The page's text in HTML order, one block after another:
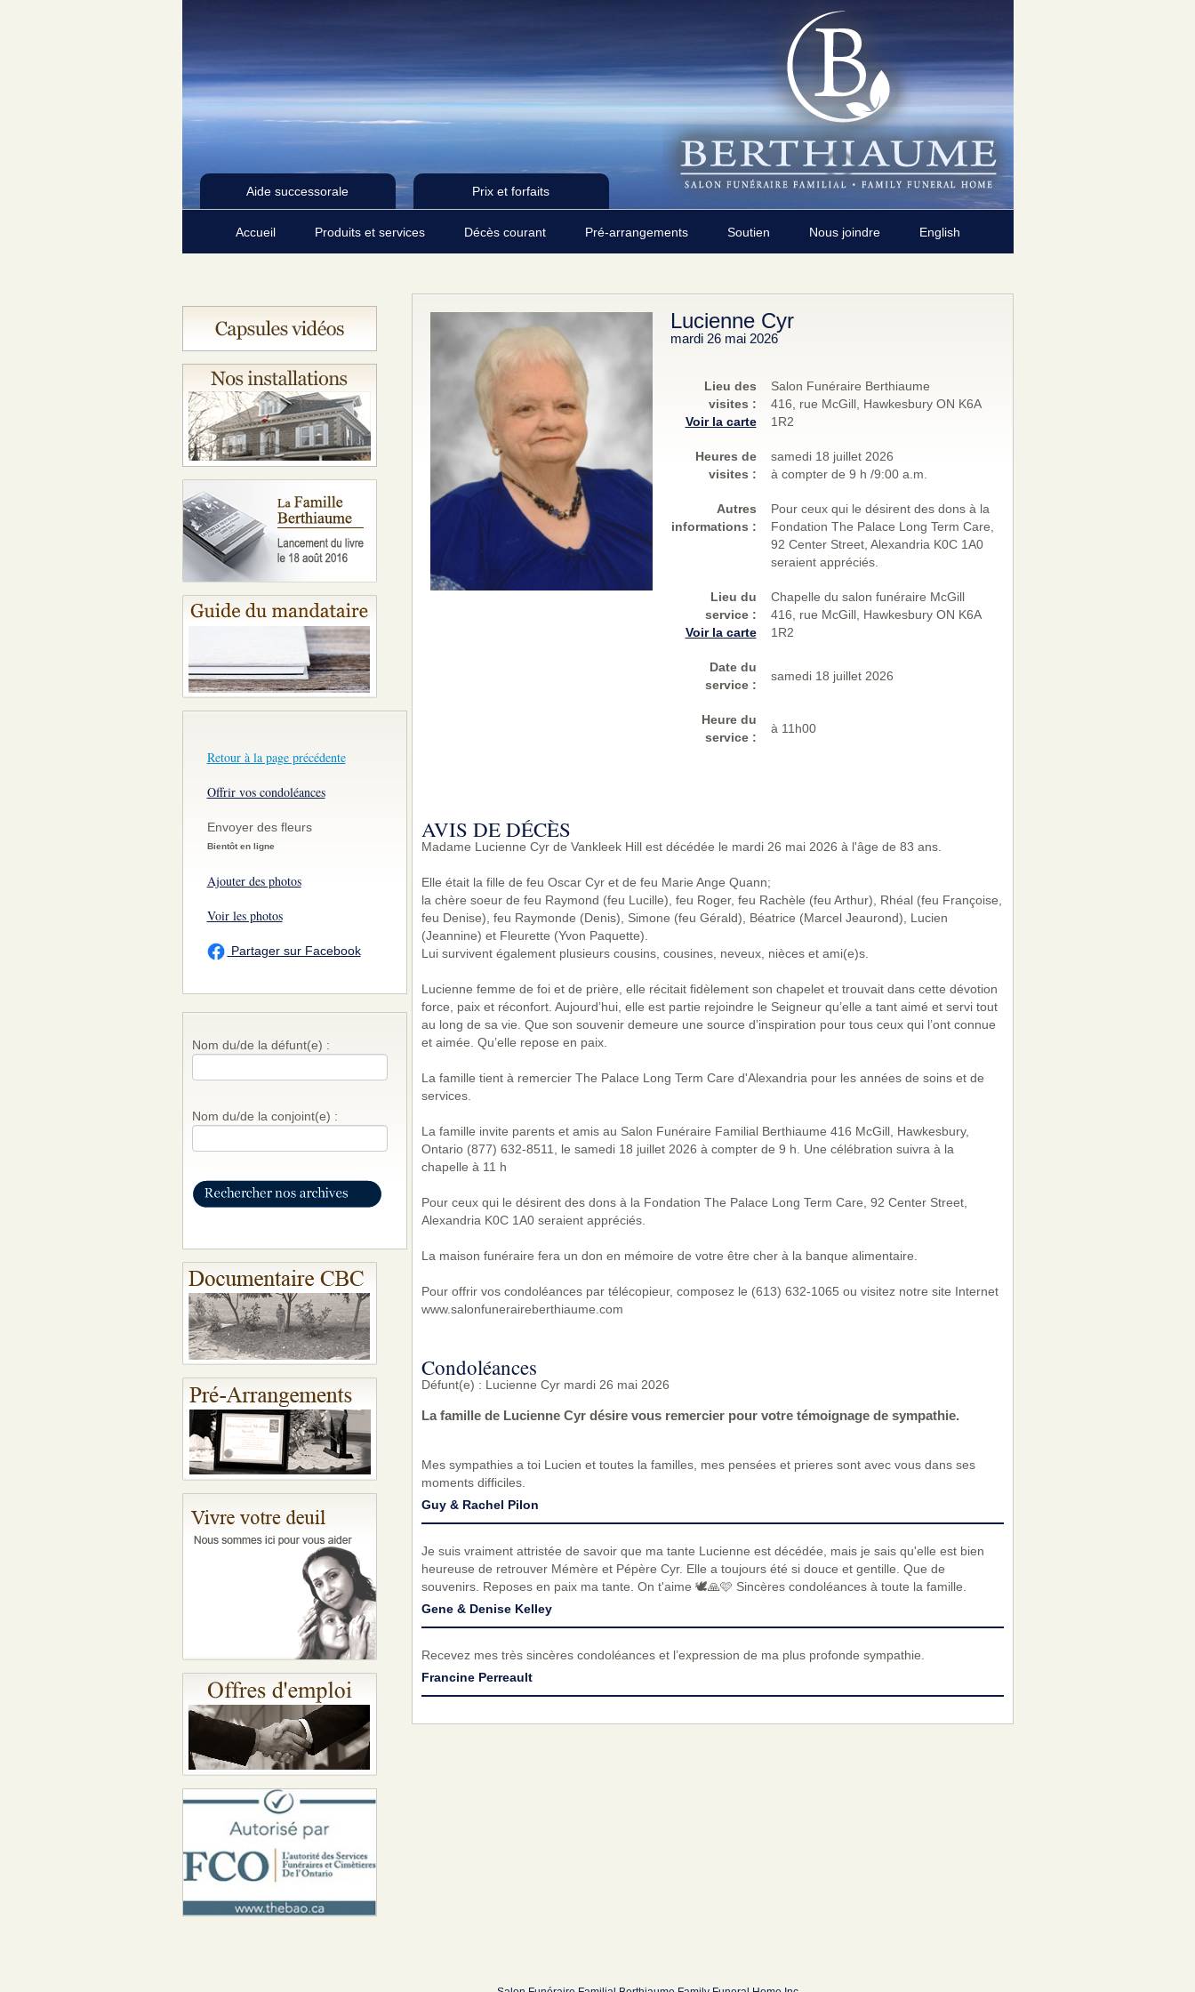
Aide successorale Prix et forfaits
Accueil Produits et services Décès courant Pré-arrangements Soutien Nous joindre English
Retour à la page précédente
Offrir vos condoléances
Envoyer des fleurs
Bientôt en ligne
Ajouter des photos
Voir les photos
Partager sur Facebook
Nom du/de la défunt(e) :
Nom du/de la conjoint(e) :
Lucienne Cyr
mardi 26 mai 2026
Lieu des
visites :
Voir la carte
Salon Funéraire Berthiaume
416, rue McGill, Hawkesbury ON K6A
1R2
Heures de
visites :
samedi 18 juillet 2026
à compter de 9 h /9:00 a.m.
Autres
informations :
Pour ceux qui le désirent des dons à la
Fondation The Palace Long Term Care,
92 Center Street, Alexandria K0C 1A0
seraient appréciés.
Lieu du
service :
Voir la carte
Chapelle du salon funéraire McGill
416, rue McGill, Hawkesbury ON K6A
1R2
Date du
service :
samedi 18 juillet 2026
Heure du
service :
à 11h00
AVIS DE DÉCÈS
Madame Lucienne Cyr de Vankleek Hill est décédée le mardi 26 mai 2026 à l'âge de 83 ans.
Elle était la fille de feu Oscar Cyr et de feu Marie Ange Quann;
la chère soeur de feu Raymond (feu Lucille), feu Roger, feu Rachèle (feu Arthur), Rhéal (feu Françoise,
feu Denise), feu Raymonde (Denis), Simone (feu Gérald), Béatrice (Marcel Jeaurond), Lucien
(Jeannine) et Fleurette (Yvon Paquette).
Lui survivent également plusieurs cousins, cousines, neveux, nièces et ami(e)s.
Lucienne femme de foi et de prière, elle récitait fidèlement son chapelet et trouvait dans cette dévotion
force, paix et réconfort. Aujourd’hui, elle est partie rejoindre le Seigneur qu’elle a tant aimé et servi tout
au long de sa vie. Que son souvenir demeure une source d’inspiration pour tous ceux qui l’ont connue
et aimée. Qu’elle repose en paix.
La famille tient à remercier The Palace Long Term Care d'Alexandria pour les années de soins et de
services.
La famille invite parents et amis au Salon Funéraire Familial Berthiaume 416 McGill, Hawkesbury,
Ontario (877) 632-8511, le samedi 18 juillet 2026 à compter de 9 h. Une célébration suivra à la
chapelle à 11 h
Pour ceux qui le désirent des dons à la Fondation The Palace Long Term Care, 92 Center Street,
Alexandria K0C 1A0 seraient appréciés.
La maison funéraire fera un don en mémoire de votre être cher à la banque alimentaire.
Pour offrir vos condoléances par télécopieur, composez le (613) 632-1065 ou visitez notre site Internet
www.salonfuneraireberthiaume.com
Condoléances
Défunt(e) : Lucienne Cyr mardi 26 mai 2026
La famille de Lucienne Cyr désire vous remercier pour votre témoignage de sympathie.
Mes sympathies a toi Lucien et toutes la familles, mes pensées et prieres sont avec vous dans ses
moments difficiles.
Guy & Rachel Pilon
Je suis vraiment attristée de savoir que ma tante Lucienne est décédée, mais je sais qu'elle est bien
heureuse de retrouver Mémère et Pépère Cyr. Elle a toujours été si douce et gentille. Que de
souvenirs. Reposes en paix ma tante. On t'aime 🕊🙏🩷 Sincères condoléances à toute la famille.
Gene & Denise Kelley
Recevez mes très sincères condoléances et l’expression de ma plus profonde sympathie.
Francine Perreault